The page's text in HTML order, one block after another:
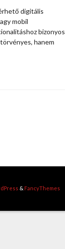
digitális
mobil
bizonyos
hanem
& FancyThemes